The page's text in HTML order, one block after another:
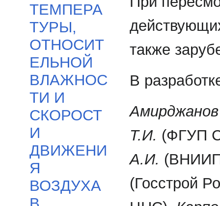
ТЕМПЕРА
ТУРЫ,
ОТНОСИТ
ЕЛЬНОЙ
ВЛАЖНОС
ТИ И
СКОРОСТ
И
ДВИЖЕНИ
Я
ВОЗДУХА
также
В
Т.И. (ФГУП
А.И.
(Госстрой